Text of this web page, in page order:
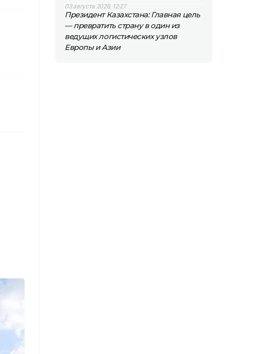
03 августа 2026, 12:27
Президент Казахстана: Главная цель
— превратить страну в один из
ведущих логистических узлов
Европы и Азии